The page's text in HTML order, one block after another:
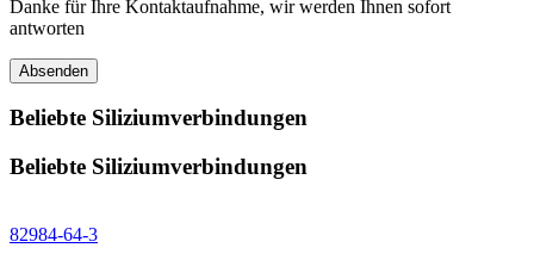
Danke für Ihre Kontaktaufnahme, wir werden Ihnen sofort
antworten
Absenden
Beliebte Siliziumverbindungen
Beliebte Siliziumverbindungen
82984-64-3